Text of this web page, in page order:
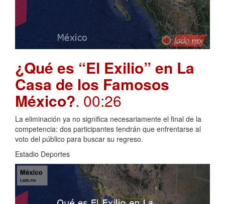
¿Qué es “El Exilio” en La
Casa de los Famosos
México?. 00:26
La eliminación ya no significa necesariamente el final de la
competencia: dos participantes tendrán que enfrentarse al
voto del público para buscar su regreso.
Estadio Deportes